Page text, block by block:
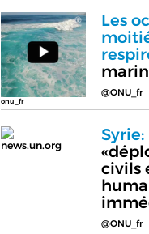
onu_fr
Les
@ONU_fr
news.un.org
Syrie:
civils
@ONU_fr